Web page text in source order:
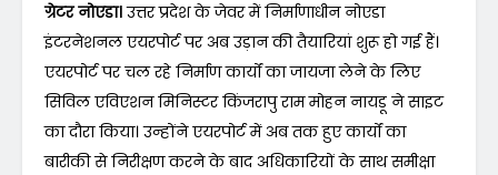
ग्रेटर नोएडा।उत्तर प्रदेश के जेवर में निर्माणाधीन नोएडा
इंटरनेशनल एयरपोर्ट पर अब उड़ान की तैयारियां शुरू हो गई हैं।
एयरपोर्ट पर चल रहे निर्माण कार्यों का जायजा लेने के लिए
सिविल एविएशन मिनिस्टर किंजरापु राम मोहन नायडू ने साइट
का दौरा किया। उन्होंने एयरपोर्ट में अब तक हुए कार्यों का
बारीकी से निरीक्षण करने के बाद अधिकारियों के साथ समीक्षा